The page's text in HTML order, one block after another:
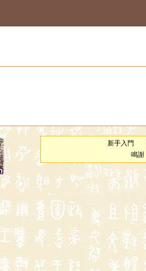
新手入門
鳴謝